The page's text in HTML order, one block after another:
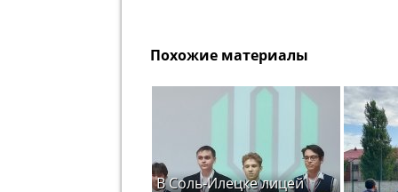
Похожие материалы
В Соль-Илецке лицей